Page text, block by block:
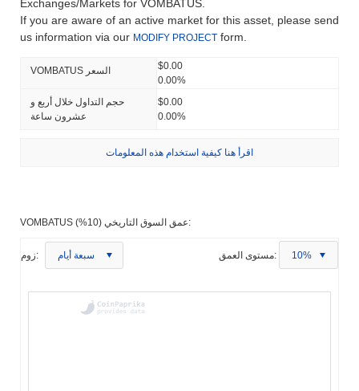
Exchanges/Markets for VOMBATUS.
If you are aware of an active market for this asset, please send
us information via our MODIFY PROJECT form.
VOMBATUS السعر
$0.00
0.00%
حجم التداول خلال أربع و
عشرون ساعة
$0.00
0.00%
اقرأ هنا كيفية استخدام هذه المعلومات
VOMBATUS عمق السوق التاريخي (10%):
زوم: سبعة أيام مستوى العمق: 10%